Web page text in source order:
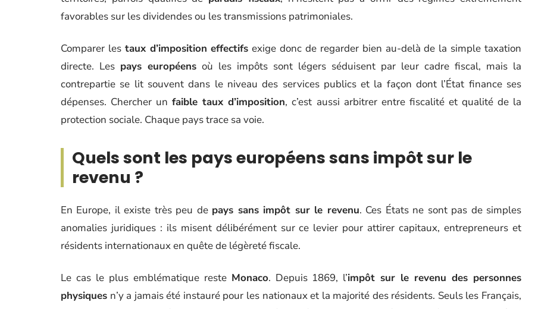
favorables sur les dividendes ou les transmissions patrimoniales.
Comparer les taux d’imposition effectifs exige donc de regarder bien au-delà de la simple taxation
directe. Les pays européens où les impôts sont légers séduisent par leur cadre fiscal, mais la
contrepartie se lit souvent dans le niveau des services publics et la façon dont l’État finance ses
dépenses. Chercher unfaible taux d’imposition, c’est aussi arbitrer entre fiscalité et qualité de la
protection sociale. Chaque pays trace sa voie.
Quels sont les pays européens sans impôt sur le
revenu ?
En Europe, il existe très peu de pays sans impôt sur le revenu. Ces États ne sont pas de simples
anomalies juridiques : ils misent délibérément sur ce levier pour attirer capitaux, entrepreneurs et
résidents internationaux en quête de légèreté fiscale.
Le cas le plus emblématique reste Monaco. Depuis 1869, l’impôt sur le revenu des personnes
physiques n’y a jamais été instauré pour les nationaux et la majorité des résidents. Seuls les Français,